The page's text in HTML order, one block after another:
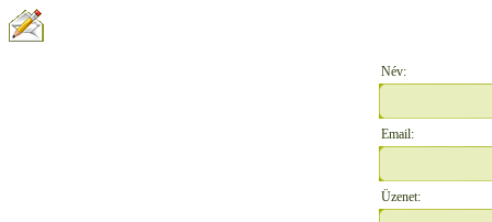
Név:
Email:
Üzenet: